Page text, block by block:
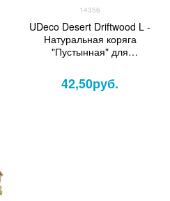
14356
UDeco Desert Driftwood L -
Натуральная коряга
"Пустынная" для
террариумов, 1 шт.
42,50руб.